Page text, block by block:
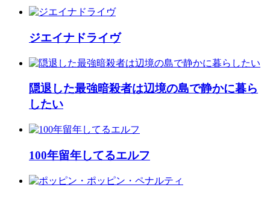
ジエイナドライヴ
隠退した最強暗殺者は辺境の島で静かに暮ら
したい
100年留年してるエルフ